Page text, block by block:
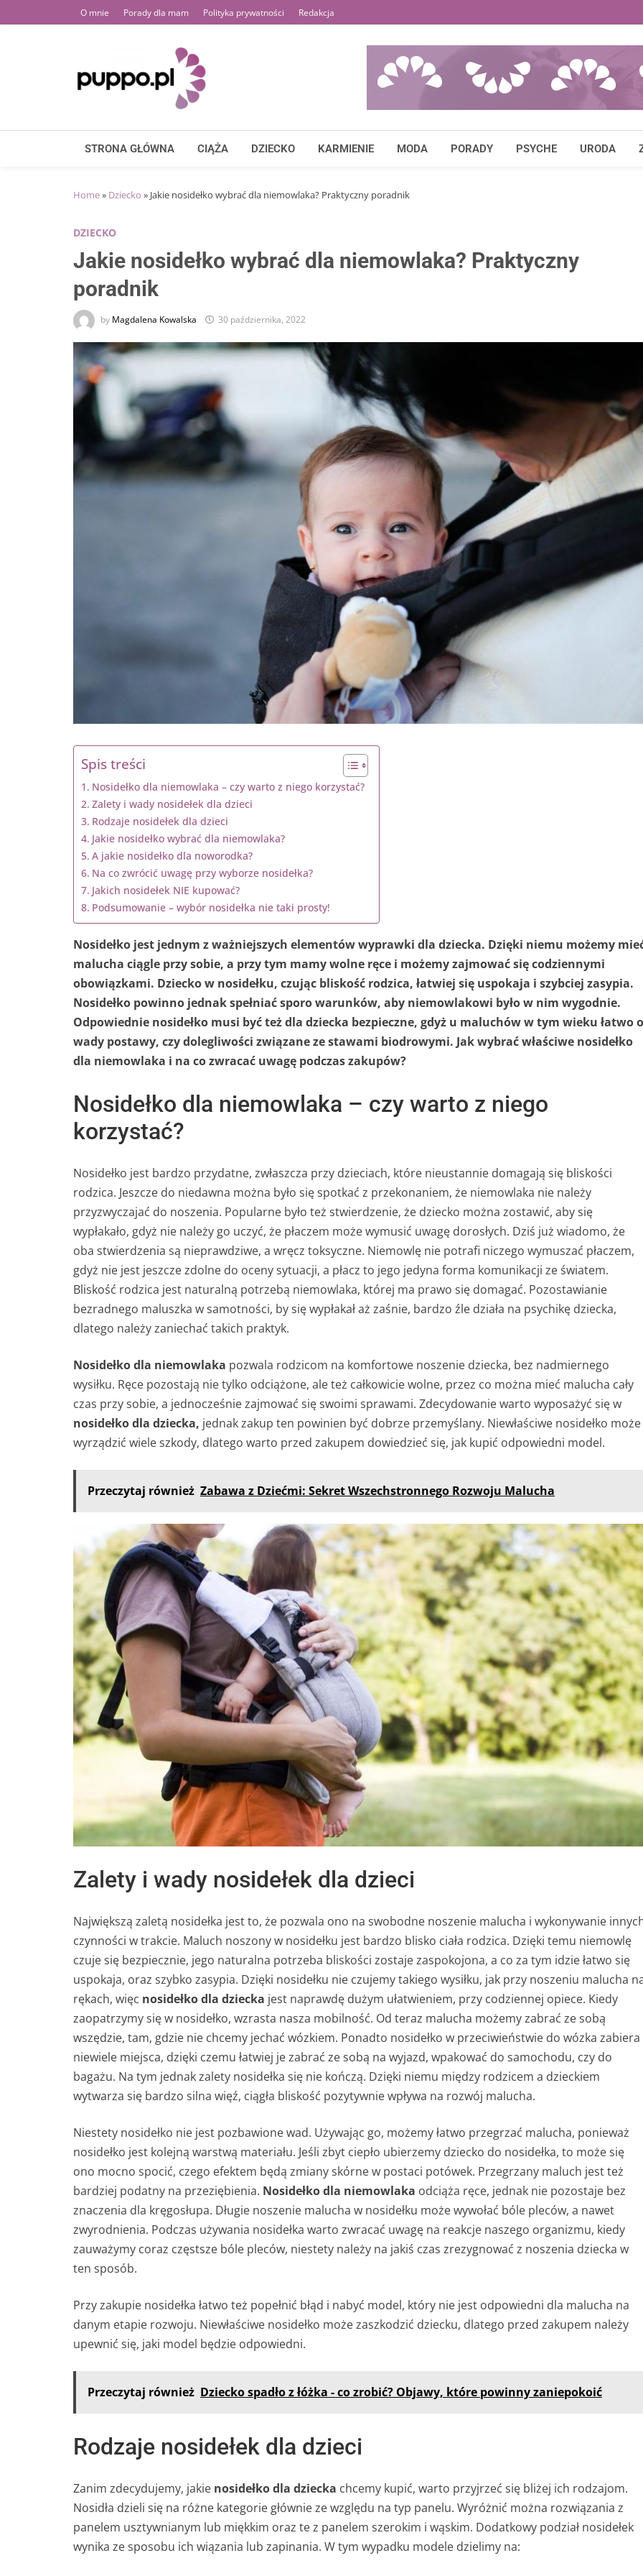
to
O mnie Porady dla mam Polityka prywatności Redakcja
STRONA GŁÓWNA CIĄŻA DZIECKO KARMIENIE MODA PORADY PSYCHE URODA
Home» Dziecko » Jakie nosidełko wybrać dla niemowlaka? Praktyczny poradnik
DZIECKO
Jakie nosidełko wybrać dla niemowlaka? Praktyczny
poradnik
by Magdalena Kowalska 30 października, 2022
Spis treści
Nosidełko dla niemowlaka – czy warto z niego korzystać?
Zalety i wady nosidełek dla dzieci
Rodzaje nosidełek dla dzieci
Jakie nosidełko wybrać dla niemowlaka?
A jakie nosidełko dla noworodka?
Na co zwrócić uwagę przy wyborze nosidełka?
Jakich nosidełek NIE kupować?
Podsumowanie – wybór nosidełka nie taki prosty!
Nosidełko jest jednym z ważniejszych elementów wyprawki dla dziecka. Dzięki niemu możemy
malucha ciągle przy sobie, a przy tym mamy wolne ręce i możemy zajmować się codziennymi
obowiązkami. Dziecko w nosidełku, czując bliskość rodzica, łatwiej się uspokaja i szybciej zasypia.
Nosidełko powinno jednak spełniać sporo warunków, aby niemowlakowi było w nim wygodnie.
Odpowiednie nosidełko musi być też dla dziecka bezpieczne, gdyż u maluchów w tym wieku łatwo o
wady postawy, czy dolegliwości związane ze stawami biodrowymi. Jak wybrać właściwe nosidełko
dla niemowlaka i na co zwracać uwagę podczas zakupów?
Nosidełko dla niemowlaka – czy warto z niego
korzystać?
Nosidełko jest bardzo przydatne, zwłaszcza przy dzieciach, które nieustannie domagają się bliskości
rodzica. Jeszcze do niedawna można było się spotkać z przekonaniem, że niemowlaka nie należy
przyzwyczajać do noszenia. Popularne było też stwierdzenie, że dziecko można zostawić, aby się
wypłakało, gdyż nie należy go uczyć, że płaczem może wymusić uwagę dorosłych. Dziś już wiadomo, że
oba stwierdzenia są nieprawdziwe, a wręcz toksyczne. Niemowlę nie potrafi niczego wymuszać płaczem,
gdyż nie jest jeszcze zdolne do oceny sytuacji, a płacz to jego jedyna forma komunikacji ze światem.
Bliskość rodzica jest naturalną potrzebą niemowlaka, której ma prawo się domagać. Pozostawianie
bezradnego maluszka w samotności, by się wypłakał aż zaśnie, bardzo źle działa na psychikę dziecka,
dlatego należy zaniechać takich praktyk.
Nosidełko dla niemowlaka pozwala rodzicom na komfortowe noszenie dziecka, bez nadmiernego
wysiłku. Ręce pozostają nie tylko odciążone, ale też całkowicie wolne, przez co można mieć malucha cały
czas przy sobie, a jednocześnie zajmować się swoimi sprawami. Zdecydowanie warto wyposażyć się w
nosidełko dla dziecka, jednak zakup ten powinien być dobrze przemyślany. Niewłaściwe nosidełko może
wyrządzić wiele szkody, dlatego warto przed zakupem dowiedzieć się, jak kupić odpowiedni model.
Przeczytaj również Zabawa z Dziećmi: Sekret Wszechstronnego Rozwoju Malucha
Zalety i wady nosidełek dla dzieci
Największą zaletą nosidełka jest to, że pozwala ono na swobodne noszenie malucha i wykonywanie
czynności w trakcie. Maluch noszony w nosidełku jest bardzo blisko ciała rodzica. Dzięki temu niemowlę
czuje się bezpiecznie, jego naturalna potrzeba bliskości zostaje zaspokojona, a co za tym idzie łatwo się
uspokaja, oraz szybko zasypia. Dzięki nosidełku nie czujemy takiego wysiłku, jak przy noszeniu malucha
rękach, więc nosidełko dla dziecka jest naprawdę dużym ułatwieniem, przy codziennej opiece. Kiedy
zaopatrzymy się w nosidełko, wzrasta nasza mobilność. Od teraz malucha możemy zabrać ze sobą
wszędzie, tam, gdzie nie chcemy jechać wózkiem. Ponadto nosidełko w przeciwieństwie do wózka zabiera
niewiele miejsca, dzięki czemu łatwiej je zabrać ze sobą na wyjazd, wpakować do samochodu, czy do
bagażu. Na tym jednak zalety nosidełka się nie kończą. Dzięki niemu między rodzicem a dzieckiem
wytwarza się bardzo silna więź, ciągła bliskość pozytywnie wpływa na rozwój malucha.
Niestety nosidełko nie jest pozbawione wad. Używając go, możemy łatwo przegrzać malucha, ponieważ
nosidełko jest kolejną warstwą materiału. Jeśli zbyt ciepło ubierzemy dziecko do nosidełka, to może się
ono mocno spocić, czego efektem będą zmiany skórne w postaci potówek. Przegrzany maluch jest też
bardziej podatny na przeziębienia. Nosidełko dla niemowlaka odciąża ręce, jednak nie pozostaje bez
znaczenia dla kręgosłupa. Długie noszenie malucha w nosidełku może wywołać bóle pleców, a nawet
zwyrodnienia. Podczas używania nosidełka warto zwracać uwagę na reakcje naszego organizmu, kiedy
zauważymy coraz częstsze bóle pleców, niestety należy na jakiś czas zrezygnować z noszenia dziecka w
ten sposób.
Przy zakupie nosidełka łatwo też popełnić błąd i nabyć model, który nie jest odpowiedni dla malucha na
danym etapie rozwoju. Niewłaściwe nosidełko może zaszkodzić dziecku, dlatego przed zakupem należy
upewnić się, jaki model będzie odpowiedni.
Przeczytaj również Dziecko spadło z łóżka - co zrobić? Objawy, które powinny zaniepokoić
Rodzaje nosidełek dla dzieci
Zanim zdecydujemy, jakie nosidełko dla dziecka chcemy kupić, warto przyjrzeć się bliżej ich rodzajom.
Nosidła dzieli się na różne kategorie głównie ze względu na typ panelu. Wyróżnić można rozwiązania z
panelem usztywnianym lub miękkim oraz te z panelem szerokim i wąskim. Dodatkowy podział nosidełek
wynika ze sposobu ich wiązania lub zapinania. W tym wypadku modele dzielimy na: